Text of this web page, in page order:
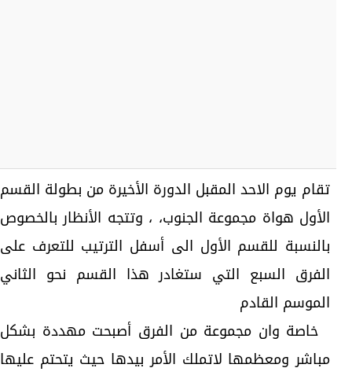
تقام يوم الاحد المقبل الدورة الأخيرة من بطولة القسم
الأول هواة مجموعة الجنوب، ، وتتجه الأنظار بالخصوص
بالنسبة للقسم الأول الى أسفل الترتيب للتعرف على
الفرق السبع التي ستغادر هذا القسم نحو الثاني
الموسم القادم
خاصة وان مجموعة من الفرق أصبحت مهددة بشكل
مباشر ومعظمها لاتملك الأمر بيدها حيث يتحتم عليها